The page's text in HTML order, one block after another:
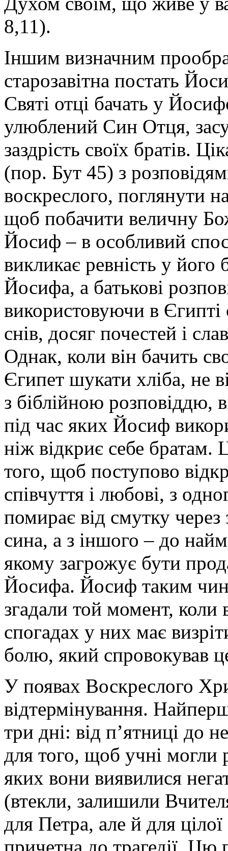
8,11).
Іншим визначним
старозавітна постать
Святі отці бачать у
улюблений Син Отця,
заздрість своїх братів.
(пор. Бут 45) з
воскреслого, поглянути
щоб побачити величну
Йосиф – в особливий
викликає ревність у його
Йосифа, а батькові
використовуючи в Єгипті
снів, досяг почестей і
Однак, коли він бачить
Єгипет шукати хліба, не
з біблійною розповіддю,
під час яких Йосиф
ніж відкриє себе братам.
того, щоб поступово
співчуття і любові, з
помирає від смутку
сина, а з іншого – до
якому загрожує бути
Йосифа. Йосиф таким
згадали той момент,
спогадах у них має
болю, який спровокував
У появах Воскреслого
відтермінування.
три дні: від п’ятниці до
для того, щоб учні могли
яких вони виявилися
(втекли, залишили
для Петра, але й для
причетна до трагедії. Цю